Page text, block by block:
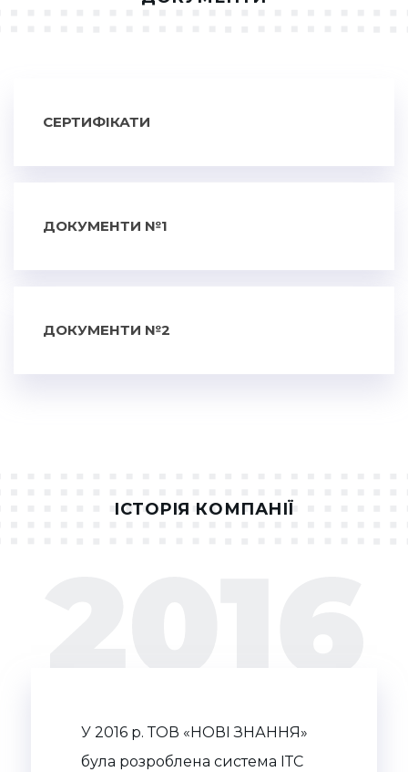
СЕРТИФІКАТИ
ДОКУМЕНТИ №1
СЕРТИФІКАТ ВІДПОВІДНОСТІ №
ДОКУМЕНТИ №2
3СЕРТИФІКАТ ВІДПОВІДНОСТІ №
ІСТОРІЯ КОМПАНІЇ
У 2016 р. ТОВ «НОВІ ЗНАННЯ»
була розроблена система ІТС